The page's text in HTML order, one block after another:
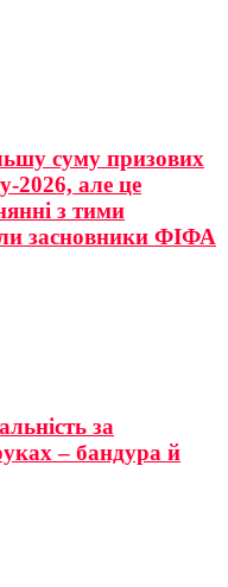
суму призових
2026, але це
з тими
засновники ФІФА
за
– бандура й